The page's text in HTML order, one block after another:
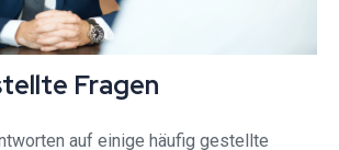
Fragen
auf einige häufig gestellte